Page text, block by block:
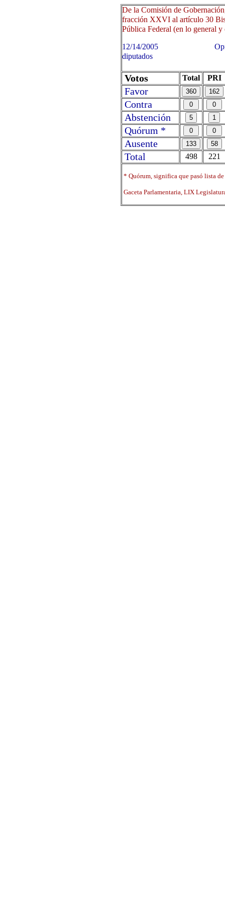
De la Comisión de
fracción XXVI al artículo 30
Pública Federal (en lo general
12/14/2005 Oprima
diputados
Votos Total PRI
Favor
Contra
Abstención
Quórum *
Ausente
Total
498 221
* Quórum, significa que pasó lista
Gaceta Parlamentaria, LIX